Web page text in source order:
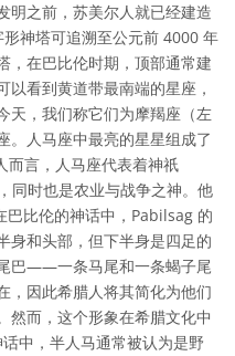
之前，苏美尔人就已经建造
神塔可追溯至公元前 4000 年
，在巴比伦时期，顶部通常建
看到黄道带最南端的星座，
天，我们称它们为摩羯座（左
。人马座中最亮的星星组成了
而言，人马座代表着神祇
同时也是农业与战争之神。他
比伦的神话中，Pabilsag 的
身和头部，但下半身是四足的
巴——一条马尾和一条蝎子尾
，因此希腊人将其简化为他们
而，这个形象在希腊文化中
中，半人马通常被认为是野